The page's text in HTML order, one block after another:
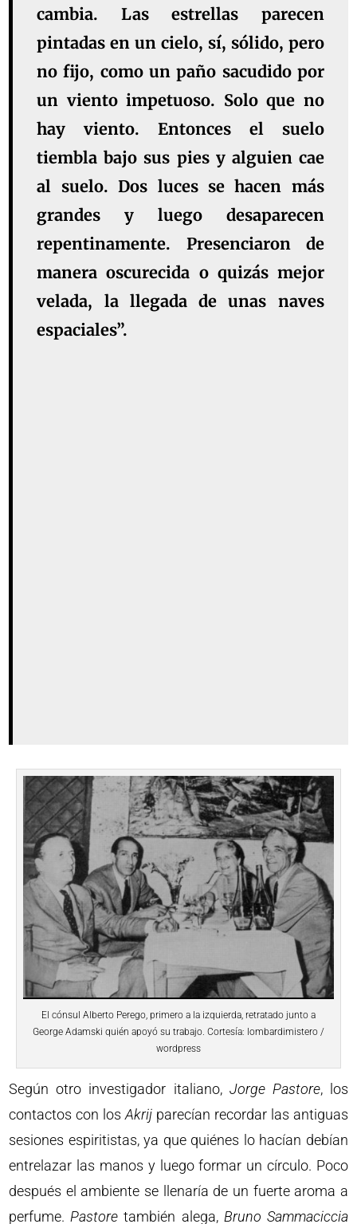
cambia. Las estrellas parecen
pintadas en un cielo, sí, sólido, pero
no fijo, como un paño sacudido por
un viento impetuoso. Solo que no
hay viento. Entonces el suelo
tiembla bajo sus pies y alguien cae
al suelo. Dos luces se hacen más
grandes y luego desaparecen
repentinamente. Presenciaron de
manera oscurecida o quizás mejor
velada, la llegada de unas naves
espaciales”.
El cónsul Alberto Perego, primero a la izquierda, retratado junto a
George Adamski quién apoyó su trabajo. Cortesía: lombardimistero /
wordpress
Según otro investigador italiano, Jorge Pastore, los
contactos con losAkrij parecían recordar las antiguas
sesiones espiritistas, ya que quiénes lo hacían debían
entrelazar las manos y luego formar un círculo. Poco
después el ambiente se llenaría de un fuerte aroma a
perfume. Pastore también alega, Bruno Sammaciccia